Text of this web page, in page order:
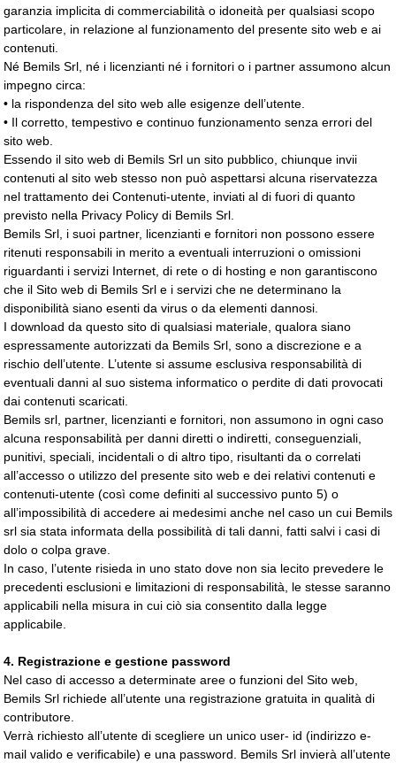
garanzia implicita di commerciabilità o idoneità per qualsiasi scopo
particolare, in relazione al funzionamento del presente sito web e ai
contenuti.
Né Bemils Srl, né i licenzianti né i fornitori o i partner assumono alcun
impegno circa:
• la rispondenza del sito web alle esigenze dell’utente.
• Il corretto, tempestivo e continuo funzionamento senza errori del
sito web.
Essendo il sito web di Bemils Srl un sito pubblico, chiunque invii
contenuti al sito web stesso non può aspettarsi alcuna riservatezza
nel trattamento dei Contenuti-utente, inviati al di fuori di quanto
previsto nella Privacy Policy di Bemils Srl.
Bemils Srl, i suoi partner, licenzianti e fornitori non possono essere
ritenuti responsabili in merito a eventuali interruzioni o omissioni
riguardanti i servizi Internet, di rete o di hosting e non garantiscono
che il Sito web di Bemils Srl e i servizi che ne determinano la
disponibilità siano esenti da virus o da elementi dannosi.
I download da questo sito di qualsiasi materiale, qualora siano
espressamente autorizzati da Bemils Srl, sono a discrezione e a
rischio dell’utente. L’utente si assume esclusiva responsabilità di
eventuali danni al suo sistema informatico o perdite di dati provocati
dai contenuti scaricati.
Bemils srl, partner, licenzianti e fornitori, non assumono in ogni caso
alcuna responsabilità per danni diretti o indiretti, conseguenziali,
punitivi, speciali, incidentali o di altro tipo, risultanti da o correlati
all’accesso o utilizzo del presente sito web e dei relativi contenuti e
contenuti-utente (così come definiti al successivo punto 5) o
all’impossibilità di accedere ai medesimi anche nel caso un cui Bemils
srl sia stata informata della possibilità di tali danni, fatti salvi i casi di
dolo o colpa grave.
In caso, l’utente risieda in uno stato dove non sia lecito prevedere le
precedenti esclusioni e limitazioni di responsabilità, le stesse saranno
applicabili nella misura in cui ciò sia consentito dalla legge
applicabile.
4. Registrazione e gestione password
Nel caso di accesso a determinate aree o funzioni del Sito web,
Bemils Srl richiede all’utente una registrazione gratuita in qualità di
contributore.
Verrà richiesto all’utente di scegliere un unico user- id (indirizzo e-
mail valido e verificabile) e una password. Bemils Srl invierà all’utente